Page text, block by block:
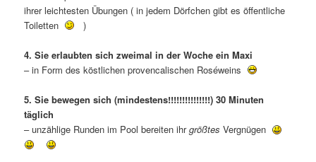
ihrer leichtesten Übungen ( in jedem Dörfchen gibt es öffentliche
Toiletten
)
4. Sie erlaubten sich zweimal in der Woche ein Maxi
– in Form des köstlichen provencalischen Roséweins
5. Sie bewegen sich (mindestens!!!!!!!!!!!!!!!) 30 Minuten
täglich
– unzählige Runden im Pool bereiten ihrgrößtes Vergnügen